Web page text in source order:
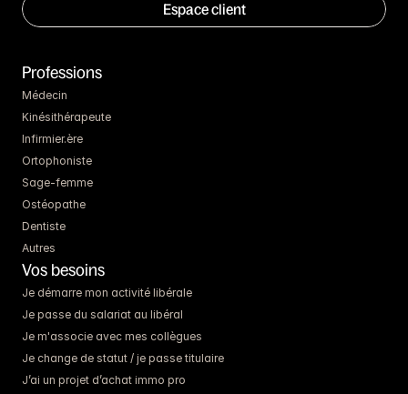
Espace client
Professions
Médecin
Kinésithérapeute
Infirmier.ère
Ortophoniste
Sage-femme
Ostéopathe
Dentiste
Autres
Vos besoins
Je démarre mon activité libérale
Je passe du salariat au libéral
Je m'associe avec mes collègues
Je change de statut / je passe titulaire
J’ai un projet d’achat immo pro